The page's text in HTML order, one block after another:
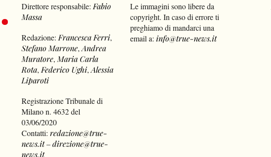
Direttore responsabile: Fabio
Massa
Redazione: Francesca Ferri,
Stefano Marrone,Andrea
Muratore, Maria Carla
Rota, Federico Ughi,Alessia
Liparoti
Registrazione Tribunale di
Milano n. 4632 del
03/06/2020
Contatti:redazione@true-
news.it–direzione@true-
news.it
Le immagini sono libere da
copyright. In caso di errore ti
preghiamo di mandarci una
email a: info@true-news.it